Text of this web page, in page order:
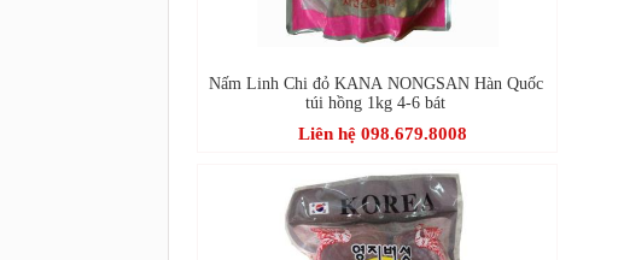
Nấm Linh Chi đỏ KANA NONGSAN Hàn Quốc
túi hồng 1kg 4-6 bát
Liên hệ 098.679.8008